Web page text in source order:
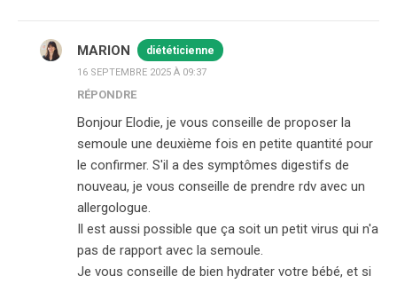
MARION diététicienne
16 SEPTEMBRE 2025 À 09:37
RÉPONDRE
Bonjour Elodie, je vous conseille de proposer la
semoule une deuxième fois en petite quantité pour
le confirmer. S'il a des symptômes digestifs de
nouveau, je vous conseille de prendre rdv avec un
allergologue.
Il est aussi possible que ça soit un petit virus qui n'a
pas de rapport avec la semoule.
Je vous conseille de bien hydrater votre bébé, et si